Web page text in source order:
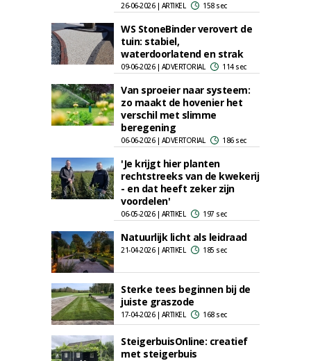
26-06-2026 | ARTIKEL 158 sec
WS StoneBinder verovert de
tuin: stabiel,
waterdoorlatend en strak
09-06-2026 | ADVERTORIAL 114 sec
Van sproeier naar systeem:
zo maakt de hovenier het
verschil met slimme
beregening
06-06-2026 | ADVERTORIAL 186 sec
'Je krijgt hier planten
rechtstreeks van de kwekerij
- en dat heeft zeker zijn
voordelen'
06-05-2026 | ARTIKEL 197 sec
Natuurlijk licht als leidraad
21-04-2026 | ARTIKEL 185 sec
Sterke tees beginnen bij de
juiste graszode
17-04-2026 | ARTIKEL 168 sec
SteigerbuisOnline: creatief
met steigerbuis